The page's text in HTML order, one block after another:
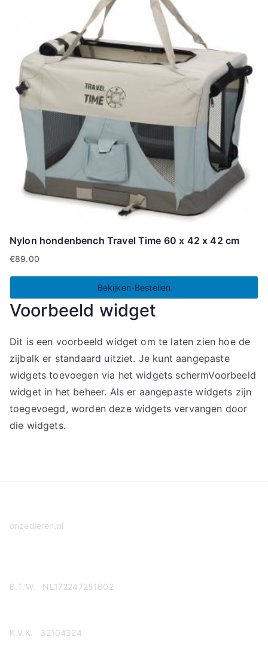
Nylon hondenbench Travel Time 60 x 42 x 42 cm
€89.00
Bekijken-Bestellen
Voorbeeld widget
Dit is een voorbeeld widget om te laten zien hoe de
zijbalk er standaard uitziet. Je kunt aangepaste
widgets toevoegen via het widgets schermVoorbeeld
widget in het beheer. Als er aangepaste widgets zijn
toegevoegd, worden deze widgets vervangen door
die widgets.
onzedieren.nl
B.T.W. NL172247251B02
K.V.K. 32104324